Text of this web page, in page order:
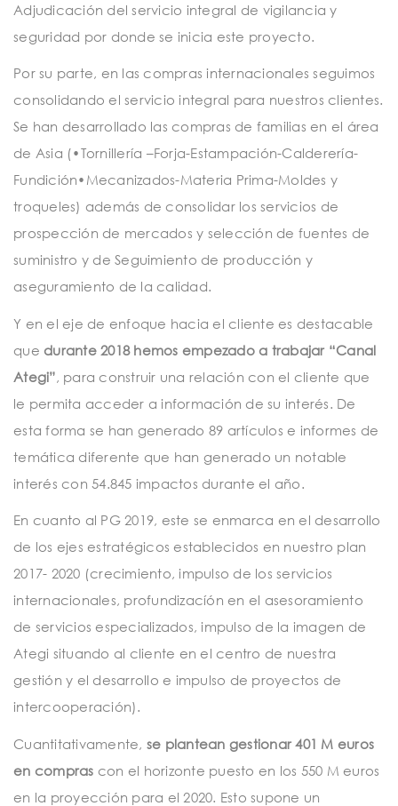
Adjudicación del servicio integral de vigilancia y
seguridad por donde se inicia este proyecto.
Por su parte, en las compras internacionales seguimos
consolidando el servicio integral para nuestros clientes.
Se han desarrollado las compras de familias en el área
de Asia (•Tornillería –Forja-Estampación-Calderería-
Fundición•Mecanizados-Materia Prima-Moldes y
troqueles) además de consolidar los servicios de
prospección de mercados y selección de fuentes de
suministro y de Seguimiento de producción y
aseguramiento de la calidad.
Y en el eje de enfoque hacia el cliente es destacable
que durante 2018 hemos empezado a trabajar “Canal
Ategi”, para construir una relación con el cliente que
le permita acceder a información de su interés. De
esta forma se han generado 89 artículos e informes de
temática diferente que han generado un notable
interés con 54.845 impactos durante el año.
En cuanto al PG 2019, este se enmarca en el desarrollo
de los ejes estratégicos establecidos en nuestro plan
2017- 2020 (crecimiento, impulso de los servicios
internacionales, profundizacíón en el asesoramiento
de servicios especializados, impulso de la imagen de
Ategi situando al cliente en el centro de nuestra
gestión y el desarrollo e impulso de proyectos de
intercooperación).
Cuantitativamente, se plantean gestionar 401 M euros
en compras con el horizonte puesto en los 550 M euros
en la proyección para el 2020. Esto supone un